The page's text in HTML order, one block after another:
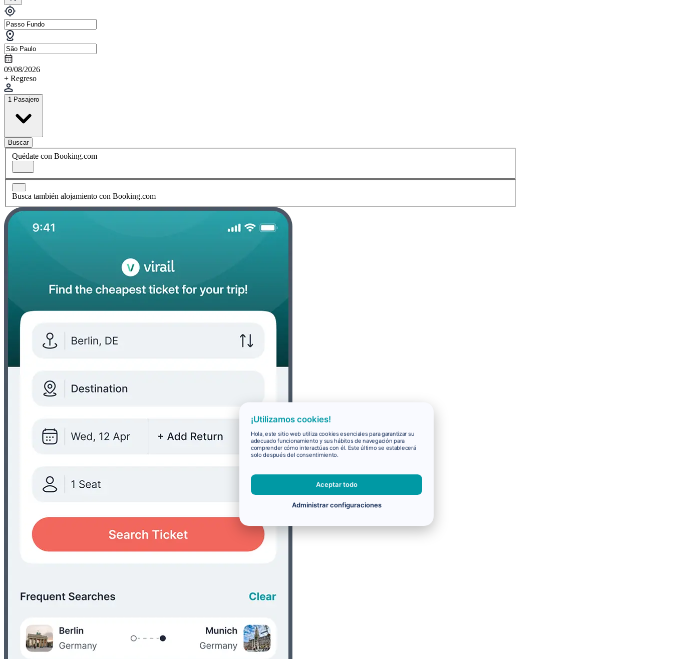
09/08/2026
+ Regreso
1 Pasajero
Buscar
Quédate con Booking.com
Busca también alojamiento con Booking.com
¡Utilizamos cookies!
Hola, este sitio web utiliza cookies esenciales para garantizar su
adecuado funcionamiento y sus hábitos de navegación para
comprender cómo interactúas con él. Este último se establecerá
solo después del consentimiento.
Aceptar todo
Administrar configuraciones